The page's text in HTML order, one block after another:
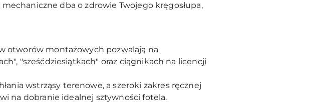
dba o zdrowie Twojego kręgosłupa,
otworów montażowych pozwalają na
"sześćdziesiątkach" oraz ciągnikach na licencji
wstrząsy terenowe, a szeroki zakres ręcznej
na dobranie idealnej sztywności fotela.